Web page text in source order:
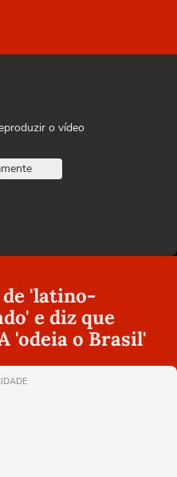
o vídeo
de 'latino-
e diz que
'odeia o Brasil'